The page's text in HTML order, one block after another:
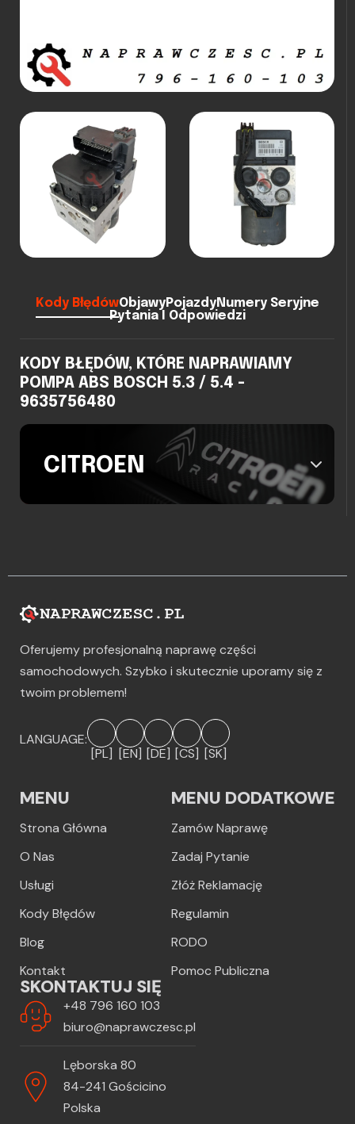
Kody BłędówObjawyPojazdyNumery Seryjne
Pytania I Odpowiedzi
KODY BŁĘDÓW, KTÓRE NAPRAWIAMY
POMPA ABS BOSCH 5.3 / 5.4 -
9635756480
CITROEN
Oferujemy profesjonalną naprawę części
samochodowych. Szybko i skutecznie uporamy się z
twoim problemem!
LANGUAGE:
[PL] [EN] [DE] [CS] [SK]
MENU
Strona Główna
O Nas
Usługi
Kody Błędów
Blog
Kontakt
MENU DODATKOWE
Zamów Naprawę
Zadaj Pytanie
Złóż Reklamację
Regulamin
RODO
Pomoc Publiczna
SKONTAKTUJ SIĘ
+48 796 160 103
biuro@naprawczesc.pl
Lęborska 80
84-241 Gościcino
Polska